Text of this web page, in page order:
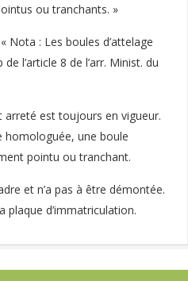
ou tranchants. »
Nota : Les boules d’attelage
l’article 8 de l’arr. Minist. du
arreté est toujours en vigueur.
homologuée, une boule
pointu ou tranchant.
et n’a pas à être démontée.
plaque d’immatriculation.